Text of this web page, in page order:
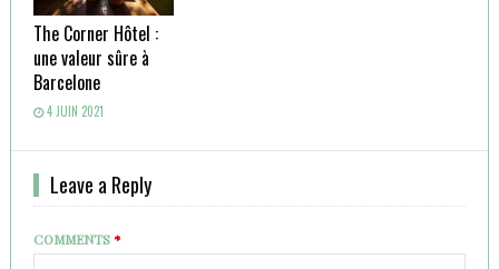
The Corner Hôtel :
une valeur sûre à
Barcelone
4 JUIN 2021
Leave a Reply
COMMENTS*